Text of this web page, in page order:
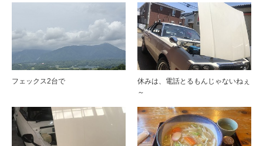
フェックス2台で
休みは、電話とるもんじゃないねぇ
～